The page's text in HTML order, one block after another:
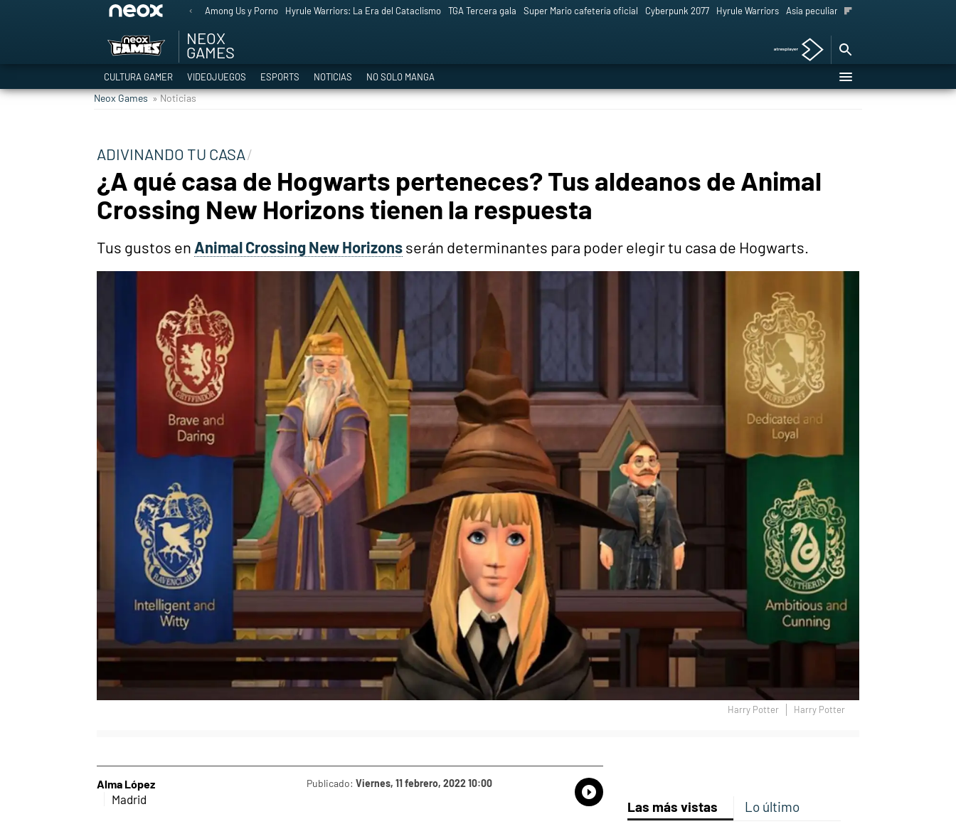
Among Us y Porno Hyrule Warriors: La Era del Cataclismo TGA Tercera gala Super Mario cafetería oficial Cyberpunk 2077 Hyrule Warriors Asia peculiar tradición
NEOX
GAMES
CULTURA GAMER VIDEOJUEGOS ESPORTS NOTICIAS NO SOLO MANGA
Neox Games » Noticias
ADIVINANDO TU CASA
¿A qué casa de Hogwarts perteneces? Tus aldeanos de Animal
Crossing New Horizons tienen la respuesta
Tus gustos en Animal Crossing New Horizonsserán determinantes para poder elegir tu casa de Hogwarts.
Harry Potter Harry Potter
Alma López
Madrid
Publicado: Viernes, 11 febrero, 2022 10:00
Whatsapp
Compartir
Las más vistas Lo último